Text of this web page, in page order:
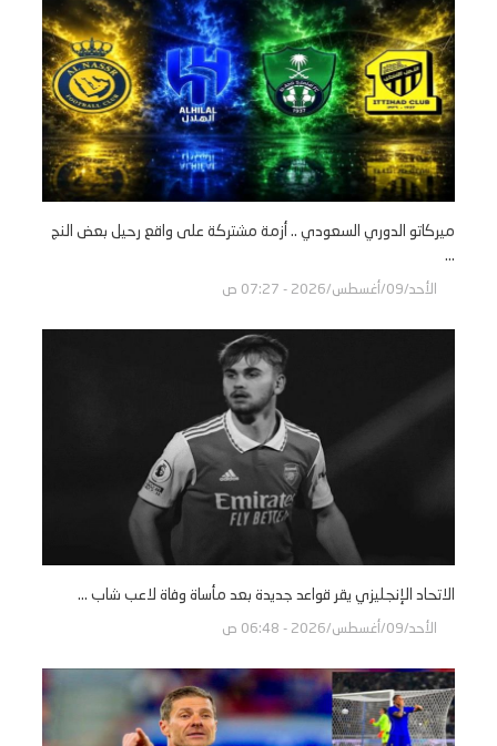
ميركاتو الدوري السعودي .. أزمة مشتركة على واقع رحيل بعض النج
...
الأحد/09/أغسطس/2026 - 07:27 ص
الاتحاد الإنجليزي يقر قواعد جديدة بعد مأساة وفاة لاعب شاب ...
الأحد/09/أغسطس/2026 - 06:48 ص